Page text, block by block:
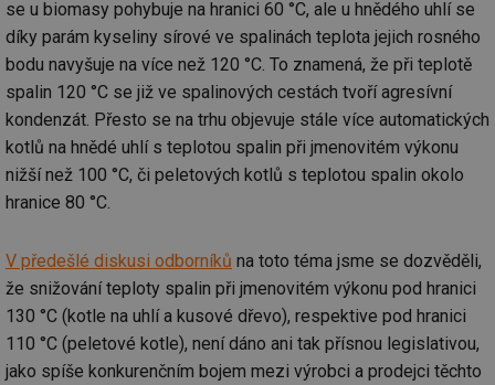
se u biomasy pohybuje na hranici 60 °C, ale u hnědého uhlí se
díky parám kyseliny sírové ve spalinách teplota jejich rosného
bodu navyšuje na více než 120 °C. To znamená, že při teplotě
spalin 120 °C se již ve spalinových cestách tvoří agresívní
kondenzát. Přesto se na trhu objevuje stále více automatických
kotlů na hnědé uhlí s teplotou spalin při jmenovitém výkonu
nižší než 100 °C, či peletových kotlů s teplotou spalin okolo
hranice 80 °C.
V předešlé diskusi odborníků na toto téma jsme se dozvěděli,
že snižování teploty spalin při jmenovitém výkonu pod hranici
130 °C (kotle na uhlí a kusové dřevo), respektive pod hranici
110 °C (peletové kotle), není dáno ani tak přísnou legislativou,
jako spíše konkurenčním bojem mezi výrobci a prodejci těchto